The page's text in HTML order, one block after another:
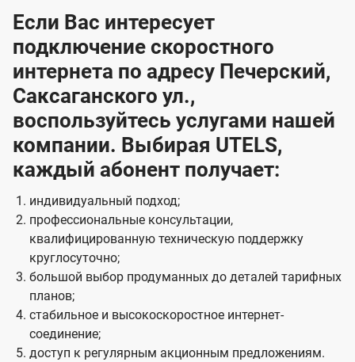
Если Вас интересует
подключение скоростного
интернета по адресу Печерский,
Саксаганского ул.,
воспользуйтесь услугами нашей
компании. Выбирая UTELS,
каждый абонент получает:
индивидуальный подход;
профессиональные консультации,
квалифицированную техническую поддержку
круглосуточно;
большой выбор продуманных до деталей тарифных
планов;
стабильное и высокоскоростное интернет-
соединение;
доступ к регулярным акционным предложениям.